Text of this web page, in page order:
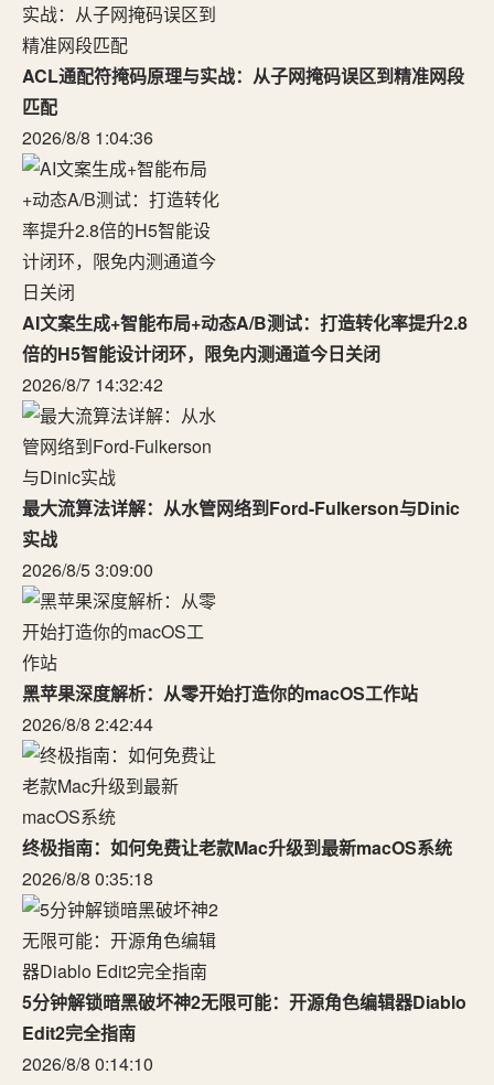
ACL通配符掩码原理与实战：从子网掩码误区到精准网段
匹配
2026/8/8 1:04:36
AI文案生成+智能布局+动态A/B测试：打造转化率提升2.8
倍的H5智能设计闭环，限免内测通道今日关闭
2026/8/7 14:32:42
最大流算法详解：从水管网络到Ford-Fulkerson与Dinic
实战
2026/8/5 3:09:00
黑苹果深度解析：从零开始打造你的macOS工作站
2026/8/8 2:42:44
终极指南：如何免费让老款Mac升级到最新macOS系统
2026/8/8 0:35:18
5分钟解锁暗黑破坏神2无限可能：开源角色编辑器Diablo
Edit2完全指南
2026/8/8 0:14:10